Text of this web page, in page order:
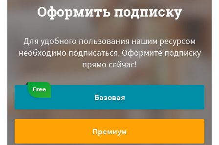
Оформить подписку
Для удобного пользования нашим ресурсом
необходимо подписаться.Оформите подписку
прямо сейчас!
Базовая
Премиум